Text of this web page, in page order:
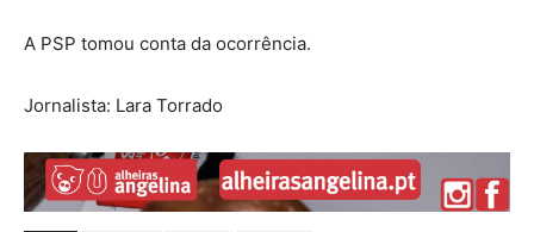
A PSP tomou conta da ocorrência.
Jornalista: Lara Torrado